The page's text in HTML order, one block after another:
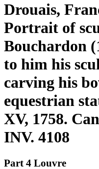
Drouais,
Portrait of
Bouchardon
to him his
carving his
equestrian
XV, 1758.
INV. 4108
Part 4 Louvre